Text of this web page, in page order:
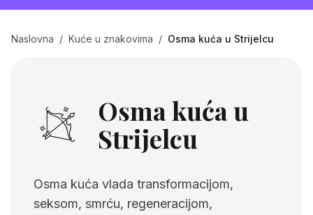
Naslovna / Kuće u znakovima / Osma kuća u Strijelcu
Osma kuća u
Strijelcu
Osma kuća vlada transformacijom,
seksom, smrću, regeneracijom,